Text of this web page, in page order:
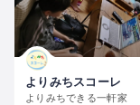
よりみちスコーレ
よりみちできる一軒家